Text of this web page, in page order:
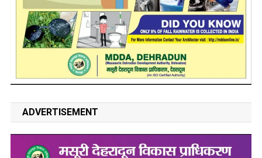
ADVERTISEMENT